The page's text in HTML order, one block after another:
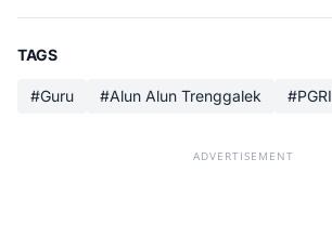
TAGS
#Guru #Alun Alun Trenggalek
ADVERTISEMENT